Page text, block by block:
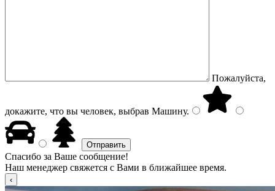
Пожалуйста,
докажите, что вы человек, выбрав Машину.
Спасибо за Ваше сообщение!
Наш менеджер свяжется с Вами в ближайшее время.